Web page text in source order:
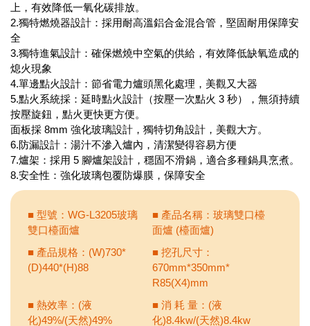
上，有效降低一氧化碳排放。
2.獨特燃燒器設計：採用耐高溫鋁合金混合管，堅固耐用保障安
全
3.獨特進氣設計：確保燃燒中空氣的供給，有效降低缺氧造成的
熄火現象
4.單邊點火設計：節省電力爐頭黑化處理，美觀又大器
5.點火系統採：延時點火設計（按壓一次點火 3 秒），無須持續
按壓旋鈕，點火更快更方便。
面板採 8mm 強化玻璃設計，獨特切角設計，美觀大方。
6.防漏設計：湯汁不滲入爐內，清潔變得容易方便
7.爐架：採用 5 腳爐架設計，穩固不滑鍋，適合多種鍋具烹煮。
8.安全性：強化玻璃包覆防爆膜，保障安全
■ 型號：WG-L3205玻璃
雙口檯面爐
■ 產品名稱：玻璃雙口檯
面爐 (檯面爐)
■ 產品規格：(W)730*
(D)440*(H)88
■ 挖孔尺寸：
670mm*350mm*
R85(X4)mm
■ 熱效率：(液
化)49%/(天然)49%
■ 消 耗 量：(液
化)8.4kw/(天然)8.4kw